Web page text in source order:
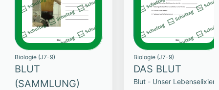
Biologie (J7-9)
BLUT
(SAMMLUNG)
Biologie (J7-9)
DAS BLUT
Blut - Unser Lebenselixier